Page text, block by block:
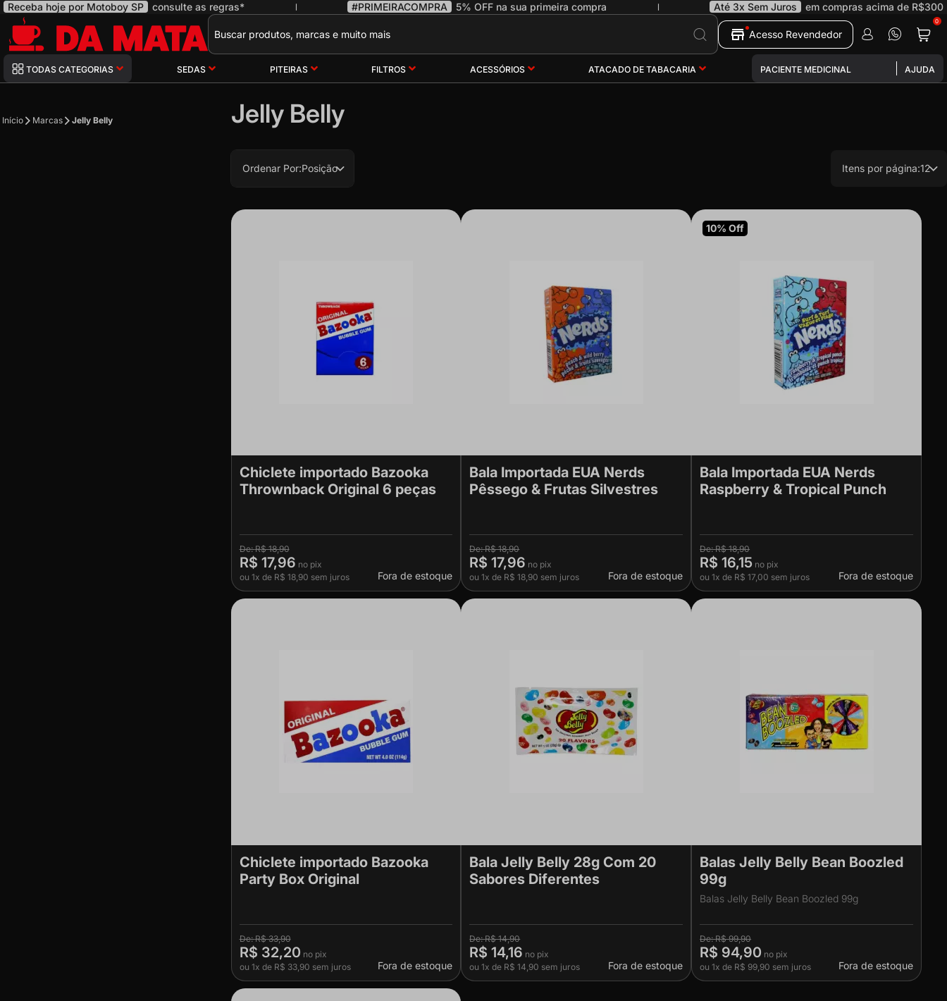
Receba hoje por Motoboy SP consulte as regras* #PRIMEIRACOMPRA 5% OFF na sua primeira compra Até 3x Sem Juros em compras acima de R$300
Pesquisa
PesquisaAcesso Revendedor
0
TODAS CATEGORIAS SEDAS PITEIRAS FILTROS ACESSÓRIOS ATACADO DE TABACARIA PACIENTE MEDICINAL AJUDA
Jelly Belly
Ordenar Por:Posição Itens por página:12
Chiclete importado Bazooka
Thrownback Original 6 peças
R$ 18,90
R$ 17,96
ou 1x de R$ 18,90 sem juros Fora de estoque
Bala Importada EUA Nerds
Pêssego & Frutas Silvestres
R$ 18,90
R$ 17,96
ou1x de R$ 18,90 sem juros Fora de estoque
10% Off
Bala Importada EUA Nerds
Raspberry & Tropical Punch
R$ 18,90
R$ 16,15
ou1x de R$ 17,00 sem juros Fora de estoque
Chiclete importado Bazooka
Party Box Original
R$ 33,90
R$ 32,20
ou 1x de R$ 33,90 sem juros Fora de estoque
Bala Jelly Belly 28g Com 20
Sabores Diferentes
R$ 14,90
R$ 14,16
ou1x de R$ 14,90 sem juros Fora de estoque
Balas Jelly Belly Bean Boozled
99g
Balas Jelly Belly Bean Boozled 99g
R$ 99,90
R$ 94,90
ou1x de R$ 99,90 sem juros Fora de estoque
Início Marcas Jelly Belly